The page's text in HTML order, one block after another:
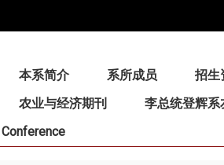
本系简介 系所成员 招生
农业与经济期刊 李总统登辉系